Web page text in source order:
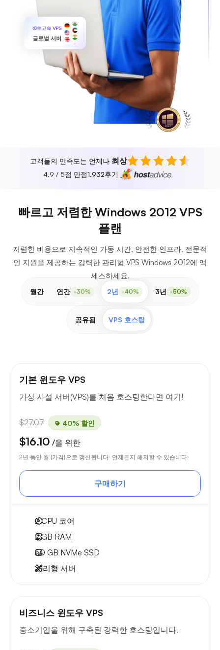
초고속 VPS
글로벌 서버
고객들의 만족도는 언제나 최상
4.9 / 5점 만점1,932후기
빠르고 저렴한 Windows 2012 VPS
플랜
저렴한 비용으로 지속적인 가동 시간, 안전한 인프라, 전문적
인 지원을 제공하는 강력한 관리형 VPS Windows 2012에 액
세스하세요.
월간 연간 -30% 2년 -40% 3년 -50%
공유됨 VPS 호스팅
기본 윈도우 VPS
가상 사설 서버(VPS)를 처음 호스팅한다면 여기!
$27.07 40% 할인
$16.10 /을 위한
2년 동안 월 {가격}으로 갱신됩니다. 언제든지 해지할 수 있습니다.
구매하기
2CPU 코어
2 GB RAM
50 GB NVMe SSD
관리형 서버
비즈니스 윈도우 VPS
중소기업을 위해 구축된 강력한 호스팅입니다.